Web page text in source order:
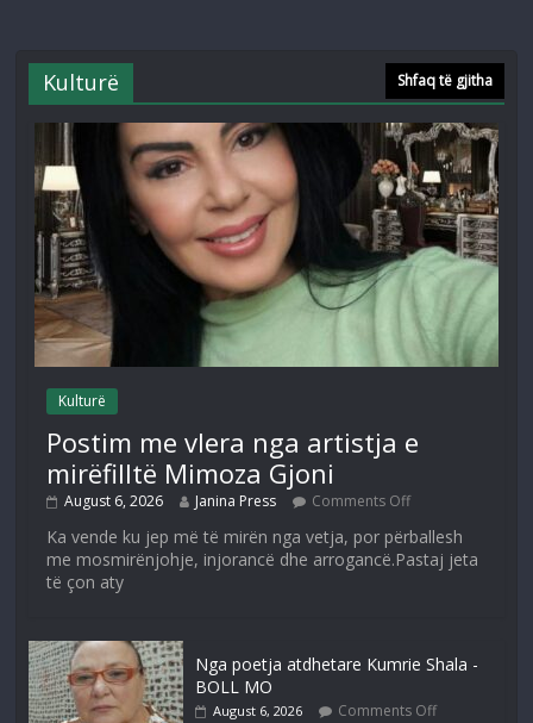
Kulturë Shfaq të gjitha
Kulturë
Postim me vlera nga artistja e
mirëfilltë Mimoza Gjoni
August 6, 2026 Janina Press Comments Off
Ka vende ku jep më të mirën nga vetja, por përballesh
me mosmirënjohje, injorancë dhe arrogancë.Pastaj jeta
të çon aty
Nga poetja atdhetare Kumrie Shala -
BOLL MO
August 6, 2026 Comments Off